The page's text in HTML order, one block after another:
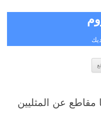
مقاطع عن المثليين